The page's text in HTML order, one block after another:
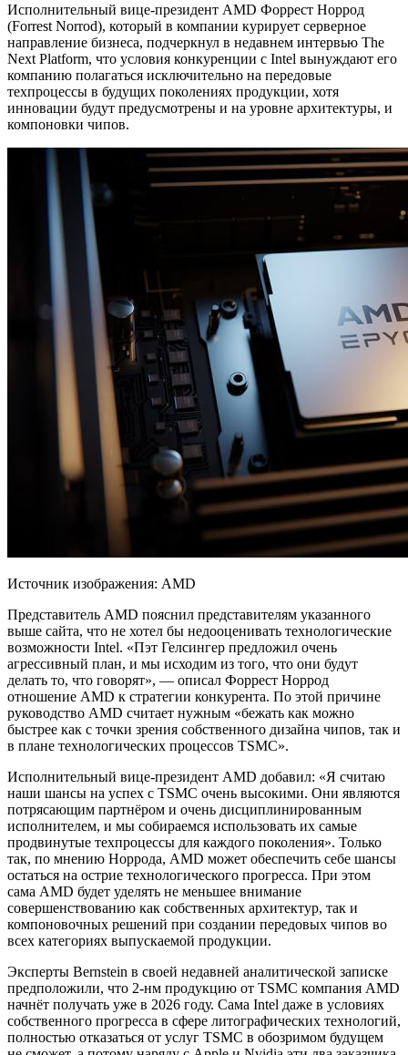
Исполнительный вице-президент AMD Форрест Норрод
(Forrest Norrod), который в компании курирует серверное
направление бизнеса, подчеркнул в недавнем интервью The
Next Platform, что условия конкуренции с Intel вынуждают его
компанию полагаться исключительно на передовые
техпроцессы в будущих поколениях продукции, хотя
инновации будут предусмотрены и на уровне архитектуры, и
компоновки чипов.
Источник изображения: AMD
Представитель AMD пояснил представителям указанного
выше сайта, что не хотел бы недооценивать технологические
возможности Intel. «Пэт Гелсингер предложил очень
агрессивный план, и мы исходим из того, что они будут
делать то, что говорят», — описал Форрест Норрод
отношение AMD к стратегии конкурента. По этой причине
руководство AMD считает нужным «бежать как можно
быстрее как с точки зрения собственного дизайна чипов, так и
в плане технологических процессов TSMC».
Исполнительный вице-президент AMD добавил: «Я считаю
наши шансы на успех с TSMC очень высокими. Они являются
потрясающим партнёром и очень дисциплинированным
исполнителем, и мы собираемся использовать их самые
продвинутые техпроцессы для каждого поколения». Только
так, по мнению Норрода, AMD может обеспечить себе шансы
остаться на острие технологического прогресса. При этом
сама AMD будет уделять не меньшее внимание
совершенствованию как собственных архитектур, так и
компоновочных решений при создании передовых чипов во
всех категориях выпускаемой продукции.
Эксперты Bernstein в своей недавней аналитической записке
предположили, что 2-нм продукцию от TSMC компания AMD
начнёт получать уже в 2026 году. Сама Intel даже в условиях
собственного прогресса в сфере литографических технологий,
полностью отказаться от услуг TSMC в обозримом будущем